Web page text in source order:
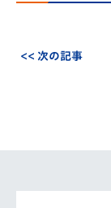
<< 次の記事